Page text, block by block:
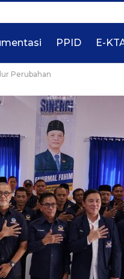
PPID E-
Perubahan